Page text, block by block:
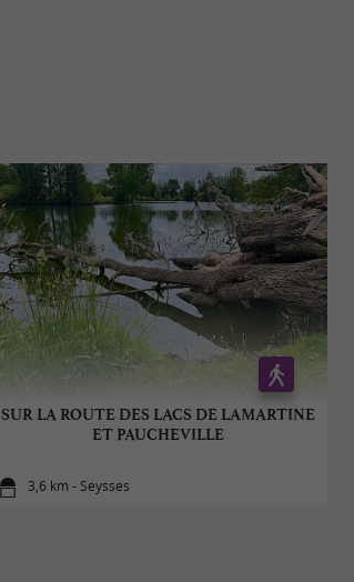
SUR LA ROUTE DES LACS DE LAMARTINE
ET PAUCHEVILLE
3,6 km - Seysses